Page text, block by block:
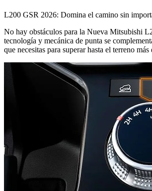
L200 GSR 2026: Domina el camino sin
No hay obstáculos para la Nueva Mitsubishi
tecnología y mecánica de punta se
que necesitas para superar hasta el terreno